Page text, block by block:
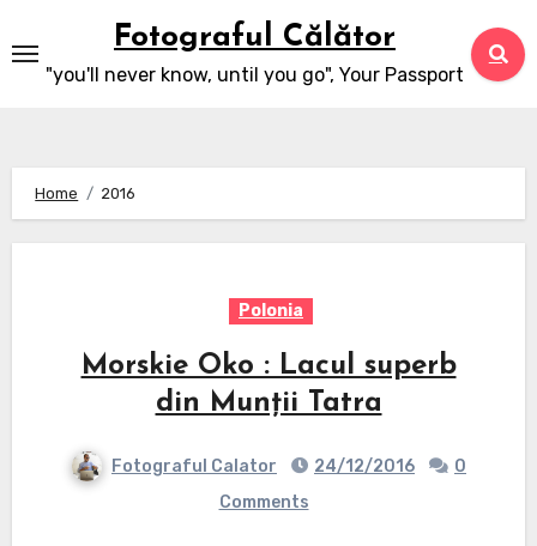
to
content
Fotograful Călător
"you'll never know, until you go", Your Passport
Home 2016
Polonia
Morskie Oko : Lacul superb
din Munții Tatra
Fotograful Calator 24/12/2016
0
Comments